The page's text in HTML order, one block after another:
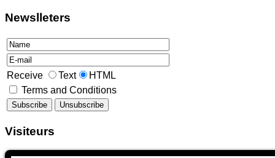
Newslleters
Receive Text
HTML
Terms and Conditions
Visiteurs